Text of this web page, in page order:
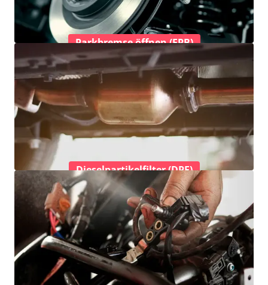
Parkbremse öffnen (EPB)
Dieselpartikelfilter (DPF)